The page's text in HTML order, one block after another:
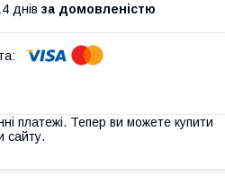
днів за домовленістю
платежі. Тепер ви можете купити
сайту.